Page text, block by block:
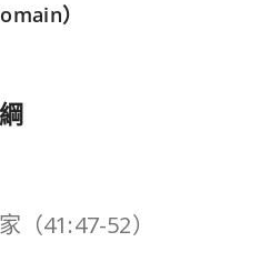
）
（41:47-52）